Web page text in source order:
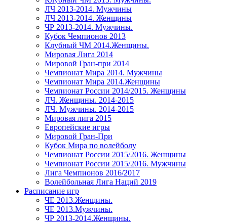
ЛЧ 2013-2014. Мужчины
ЛЧ 2013-2014. Женщины
ЧР 2013-2014. Мужчины.
Кубок Чемпионов 2013
Клубный ЧМ 2014.Женщины.
Мировая Лига 2014
Мировой Гран-при 2014
Чемпионат Мира 2014. Мужчины
Чемпионат Мира 2014.Женщины
Чемпионат России 2014/2015. Женщины
ЛЧ. Женщины. 2014-2015
ЛЧ. Мужчины. 2014-2015
Мировая лига 2015
Европейские игры
Мировой Гран-При
Кубок Мира по волейболу
Чемпионат России 2015/2016. Женщины
Чемпионат России 2015/2016. Мужчины
Лига Чемпионов 2016/2017
Волейбольная Лига Наций 2019
Расписание игр
ЧЕ 2013.Женщины.
ЧЕ 2013.Мужчины.
ЧР 2013-2014.Женщины.